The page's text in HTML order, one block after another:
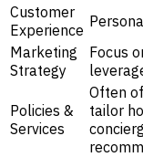
Customer
Experience
Marketing
Strategy
Focus
Policies &
Services
Often
tailor